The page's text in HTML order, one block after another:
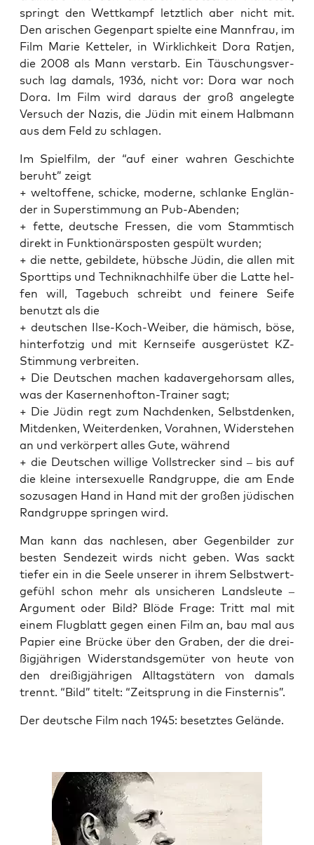
springt den Wett­kampf letzt­lich aber nicht mit.
Den ari­schen Gegen­part spiel­te eine Mann­frau, im
Film Marie Ket­te­ler, in Wirk­lich­keit Dora Rat­jen,
die 2008 als Mann ver­starb. Ein Täu­schungs­ver­
such lag damals, 1936, nicht vor: Dora war noch
Dora. Im Film wird dar­aus der groß ange­leg­te
Ver­such der Nazis, die Jüdin mit einem Halb­mann
aus dem Feld zu schlagen.
Im Spiel­film, der “auf einer wah­ren Geschich­te
beruht” zeigt
+ welt­of­fe­ne, schi­cke, moder­ne, schlan­ke Eng­län­
der in Super­stim­mung an Pub-Abenden;
+ fet­te, deut­sche Fres­sen, die vom Stamm­tisch
direkt in Funk­tio­närs­pos­ten gespült wurden;
+ die net­te, gebil­de­te, hüb­sche Jüdin, die allen mit
Sport­tips und Tech­nik­nach­hil­fe über die Lat­te hel­
fen will, Tage­buch schreibt und fei­ne­re Sei­fe
benutzt als die
+ deut­schen Ilse-Koch-Wei­ber, die hämisch, böse,
hin­ter­fot­zig und mit Kern­sei­fe aus­ge­rüs­tet KZ-
Stim­mung verbreiten.
+ Die Deut­schen machen kada­ver­ge­hor­sam alles,
was der Kaser­nen­hof­ton-Trai­ner sagt;
+ Die Jüdin regt zum Nach­den­ken, Selbst­den­ken,
Mit­den­ken, Wei­ter­den­ken, Vor­ah­nen, Wider­ste­hen
an und ver­kör­pert alles Gute, während
+ die Deut­schen wil­li­ge Voll­stre­cker sind – bis auf
die klei­ne inter­se­xu­el­le Rand­grup­pe, die am Ende
sozu­sa­gen Hand in Hand mit der gro­ßen jüdi­schen
Rand­grup­pe sprin­gen wird.
Man kann das nach­le­sen, aber Gegen­bil­der zur
bes­ten Sen­de­zeit wirds nicht geben. Was sackt
tie­fer ein in die See­le unse­rer in ihrem Selbst­wert­
ge­fühl schon mehr als unsi­che­ren Lands­leu­te –
Argu­ment oder Bild? Blö­de Fra­ge: Tritt mal mit
einem Flug­blatt gegen einen Film an, bau mal aus
Papier eine Brü­cke über den Gra­ben, der die drei­
ßig­jäh­ri­gen Wider­stands­ge­mü­ter von heu­te von
den drei­ßig­jäh­ri­gen All­tags­tä­tern von damals
trennt. “Bild” titelt: “Zeit­sprung in die Finsternis”.
Der deut­sche Film nach 1945: besetz­tes Gelände.